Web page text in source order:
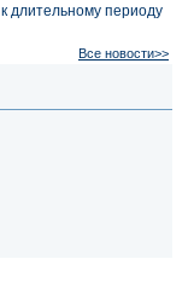
длительному периоду
Все новости>>